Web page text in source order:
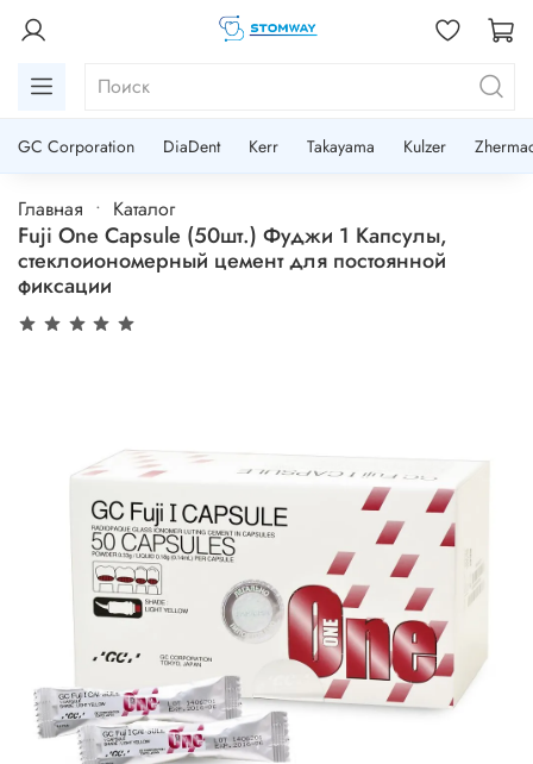
GC Corporation DiaDent Kerr Takayama Kulzer
Главная Каталог
Fuji One Capsule (50шт.) Фуджи 1 Капсулы,
стеклоиономерный цемент для постоянной
фиксации